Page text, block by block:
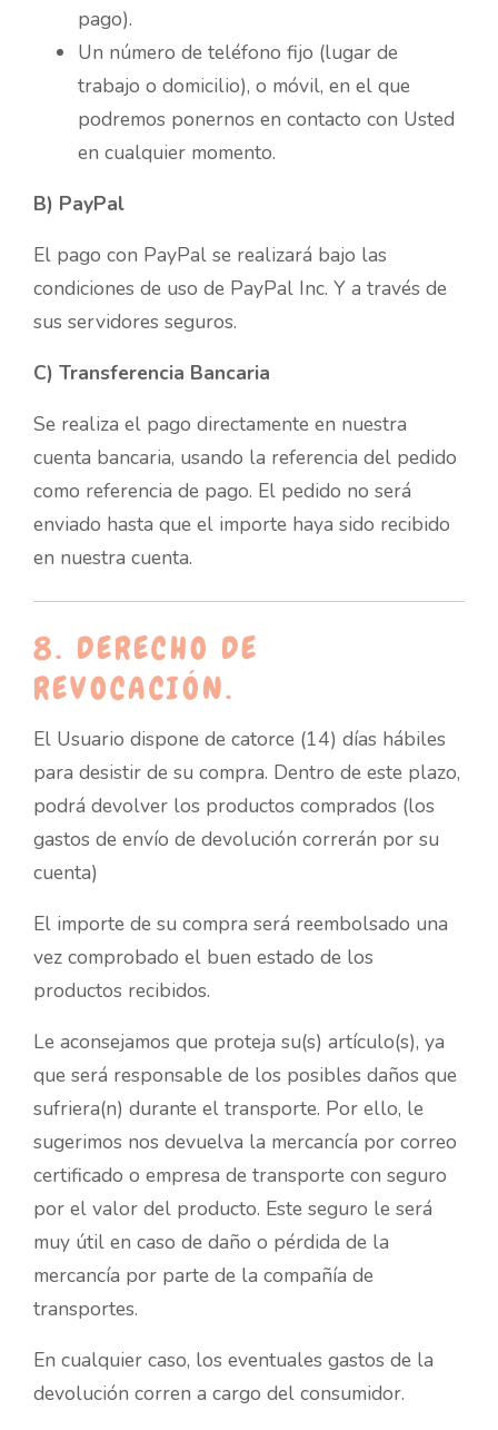
pago).
Un número de teléfono fijo (lugar de
trabajo o domicilio), o móvil, en el que
podremos ponernos en contacto con Usted
en cualquier momento.
B) PayPal
El pago con PayPal se realizará bajo las
condiciones de uso de PayPal Inc. Y a través de
sus servidores seguros.
C) Transferencia Bancaria
Se realiza el pago directamente en nuestra
cuenta bancaria, usando la referencia del pedido
como referencia de pago. El pedido no será
enviado hasta que el importe haya sido recibido
en nuestra cuenta.
8. DERECHO DE
REVOCACIÓN.
El Usuario dispone de catorce (14) días hábiles
para desistir de su compra. Dentro de este plazo,
podrá devolver los productos comprados (los
gastos de envío de devolución correrán por su
cuenta)
El importe de su compra será reembolsado una
vez comprobado el buen estado de los
productos recibidos.
Le aconsejamos que proteja su(s) artículo(s), ya
que será responsable de los posibles daños que
sufriera(n) durante el transporte. Por ello, le
sugerimos nos devuelva la mercancía por correo
certificado o empresa de transporte con seguro
por el valor del producto. Este seguro le será
muy útil en caso de daño o pérdida de la
mercancía por parte de la compañía de
transportes.
En cualquier caso, los eventuales gastos de la
devolución corren a cargo del consumidor.